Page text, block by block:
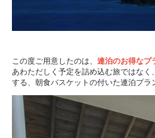
この度ご用意したのは、 連泊のお得なプ
あわただしく予定を詰め込む旅ではなく、
する、朝食バスケットの付いた連泊プラ